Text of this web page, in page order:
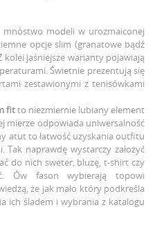
mnóstwo modeli w urozmaiconej
opcje slim (granatowe bądź
jaśniejsze warianty pojawiają
Świetnie prezentują się
zestawionymi z tenisówkami
fitto niezmiernie lubiany element
mierze odpowiada uniwersalność
atut to łatwość uzyskania outfitu
naprawdę wystarczy założyć
do nich sweter, bluzę, t-shirt czy
Ów fason wybierają topowi
że jak mało który podkreśla
ich śladem i wybrania z katalogu